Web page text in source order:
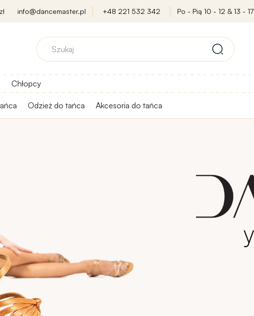
info@dancemaster.pl +48 221 532 342 Po - Pią 10 - 12 & 13 - 17
Chłopcy
Odzież do tańca Akcesoria do tańca